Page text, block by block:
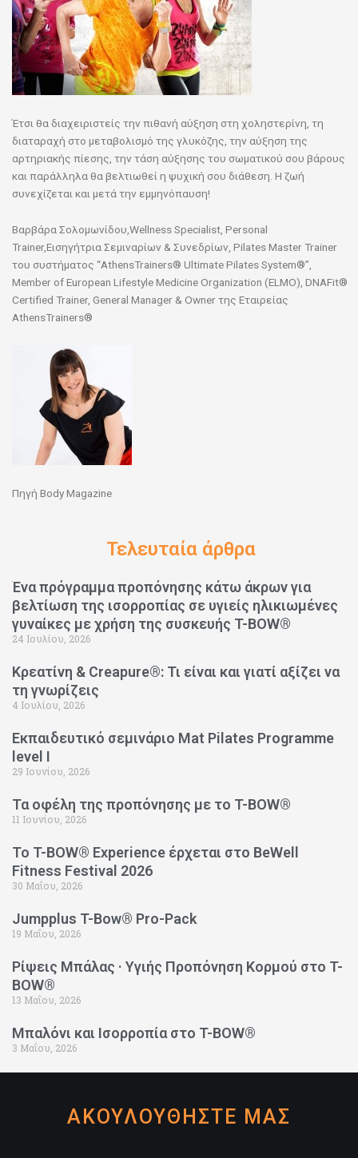
Έτσι θα διαχειριστείς την πιθανή αύξηση στη χοληστερίνη, τη
διαταραχή στο μεταβολισμό της γλυκόζης, την αύξηση της
αρτηριακής πίεσης, την τάση αύξησης του σωματικού σου βάρους
και παράλληλα θα βελτιωθεί η ψυχική σου διάθεση. Η ζωή
συνεχίζεται και μετά την εμμηνόπαυση!
Βαρβάρα Σολομωνίδου,Wellness Specialist, Personal
Trainer,Εισηγήτρια Σεμιναρίων & Συνεδρίων, Pilates Master Trainer
του συστήματος “AthensTrainers® Ultimate Pilates System®”,
Member of European Lifestyle Medicine Organization (ELMO), DNAFit®
Certified Trainer, General Manager & Owner της Εταιρείας
AthensTrainers®
Πηγή Body Magazine
Τελευταία άρθρα
Ένα πρόγραμμα προπόνησης κάτω άκρων για
βελτίωση της ισορροπίας σε υγιείς ηλικιωμένες
γυναίκες με χρήση της συσκευής T-BOW®
24 Ιουλίου, 2026
Κρεατίνη & Creapure®: Τι είναι και γιατί αξίζει να
τη γνωρίζεις
4 Ιουλίου, 2026
Εκπαιδευτικό σεμινάριο Mat Pilates Programme
level I
29 Ιουνίου, 2026
Τα οφέλη της προπόνησης με το T-BOW®
11 Ιουνίου, 2026
Το T-BOW® Experience έρχεται στο BeWell
Fitness Festival 2026
30 Μαΐου, 2026
Jumpplus T-Bow® Pro-Pack
19 Μαΐου, 2026
Ρίψεις Μπάλας · Υγιής Προπόνηση Κορμού στο T-
BOW®
13 Μαΐου, 2026
Μπαλόνι και Ισορροπία στο T-BOW®
3 Μαΐου, 2026
ΑΚΟΥΛΟΥΘΗΣΤΕ ΜΑΣ